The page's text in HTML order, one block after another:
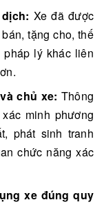
Xe đã được
tặng cho, thế
lý khác liên
chủ xe: Thông
minh phương
phát sinh tranh
chức năng xác
xe đúng quy